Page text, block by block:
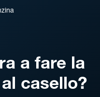
a fare la
casello?